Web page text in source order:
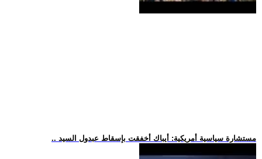
.. مستشارة سياسية أمريكية: أيباك أخفقت بإسقاط عبدول السيد